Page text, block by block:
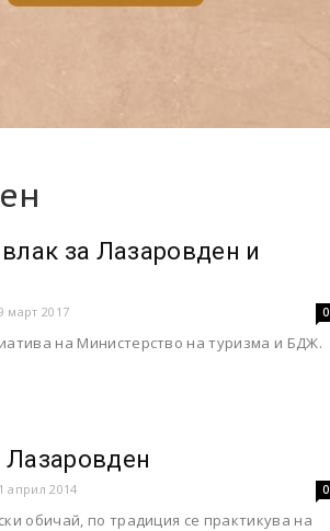
за Лазаровден и
март 2017 0
на Министерство на туризма и БДЖ.
Лазаровден
април 2014 0
обичай, по традиция се практикува на